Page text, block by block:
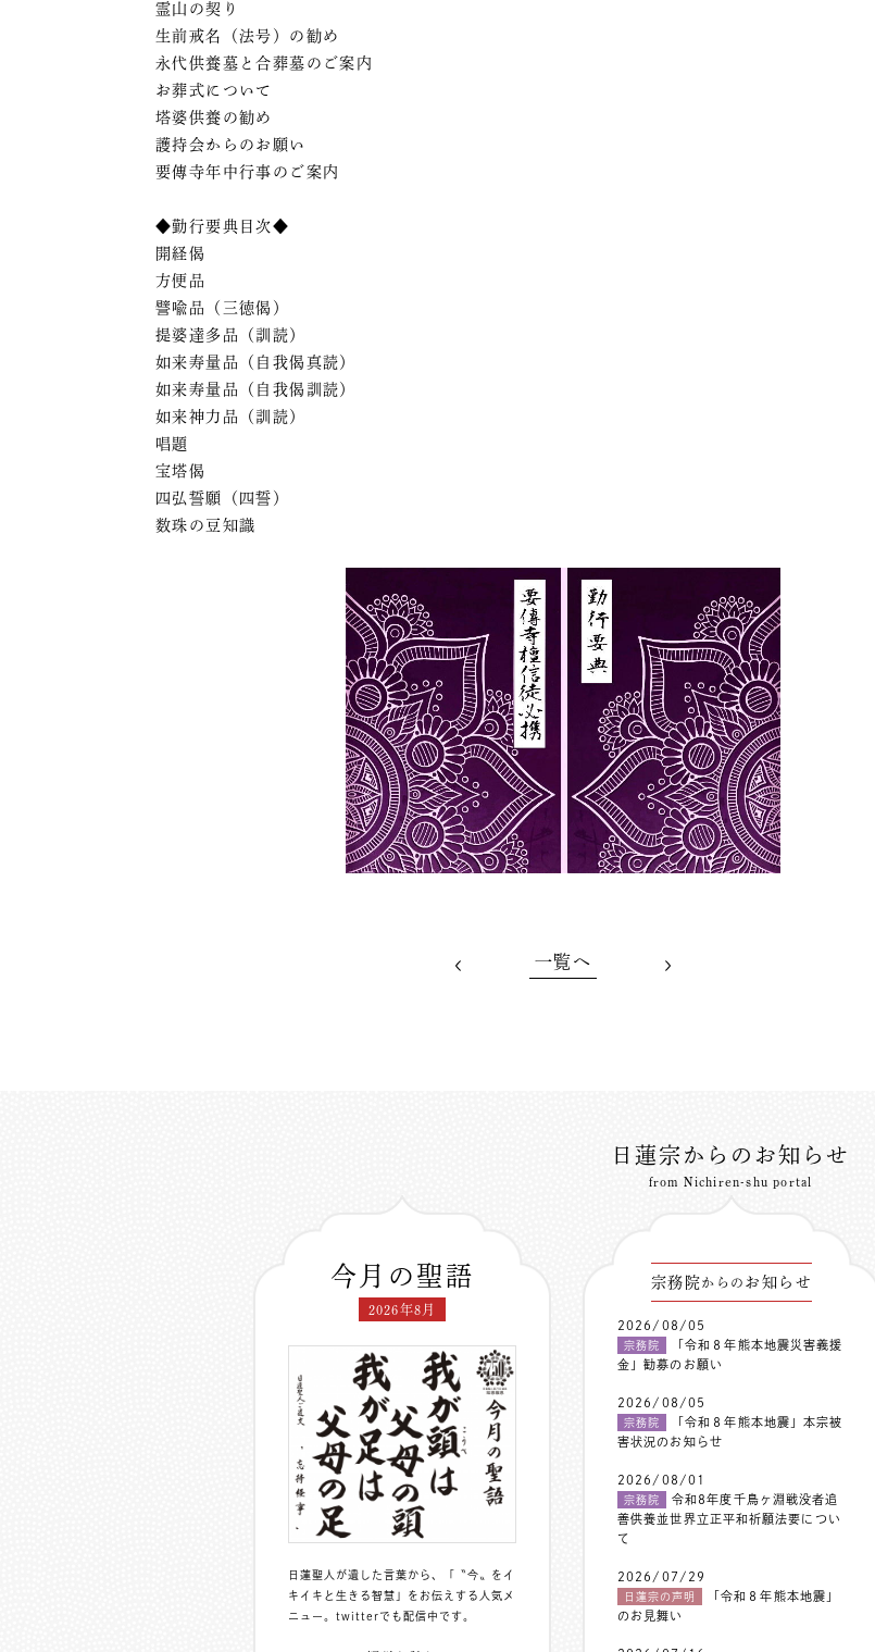
霊山の契り
生前戒名（法号）の勧め
永代供養墓と合葬墓のご案内
お葬式について
塔婆供養の勧め
護持会からのお願い
要傳寺年中行事のご案内
◆勤行要典目次◆
開経偈
方便品
譬喩品（三徳偈）
提婆達多品（訓読）
如来寿量品（自我偈真読）
如来寿量品（自我偈訓読）
如来神力品（訓読）
唱題
宝塔偈
四弘誓願（四誓）
数珠の豆知識
一覧へ
日蓮宗からのお知らせ
from Nichiren-shu portal
今月の聖語
2026年8月
日蓮聖人が遺した言葉から、「〝今〟をイ
キイキと生きる智慧」をお伝えする人気メ
ニュー。 twitterでも配信中 です。
宗務院からの お知らせ
2026/08/05
宗務院
「令和８年熊本地震災害義援
金」勧募のお願い
2026/08/05
宗務院
「令和８年熊本地震」本宗被
害状況のお知らせ
2026/08/01
宗務院
令和8年度千鳥ヶ淵戦没者追
善供養並世界立正平和祈願法要につい
て
2026/07/29
日蓮宗の声明
「令和８年熊本地震」
のお見舞い